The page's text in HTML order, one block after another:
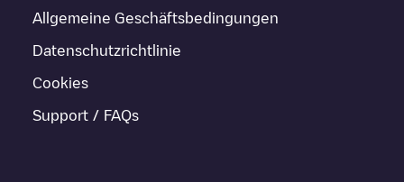
Allgemeine Geschäftsbedingungen
Datenschutzrichtlinie
Cookies
Support / FAQs